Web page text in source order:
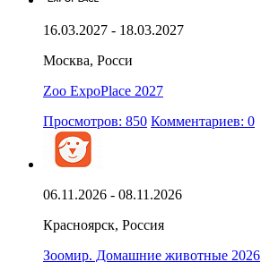
16.03.2027 - 18.03.2027
Москва, Росси
Zoo ExpoPlace 2027
Просмотров: 850 Комментариев: 0
06.11.2026 - 08.11.2026
Красноярск, Россия
Зоомир. Домашние животные 2026